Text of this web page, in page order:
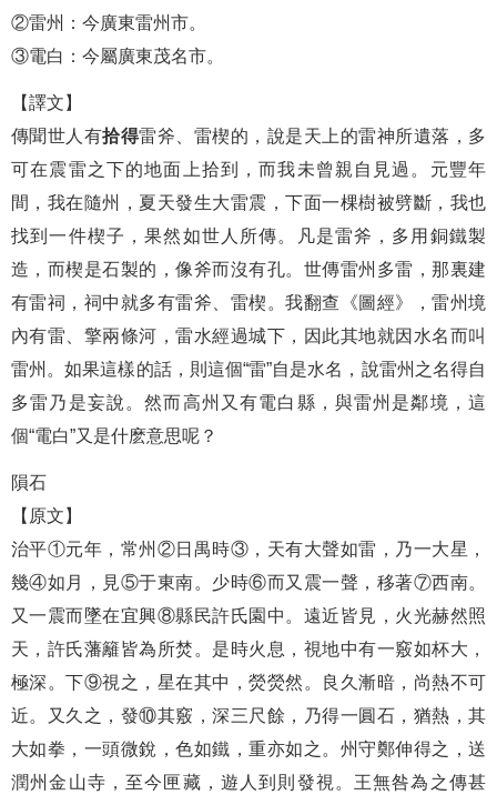
②雷州：今廣東雷州市。
③電白：今屬廣東茂名市。
【譯文】
傳聞世人有拾得雷斧、雷楔的，說是天上的雷神所遺落，多
可在震雷之下的地面上拾到，而我未曾親自見過。元豐年
間，我在隨州，夏天發生大雷震，下面一棵樹被劈斷，我也
找到一件楔子，果然如世人所傳。凡是雷斧，多用銅鐵製
造，而楔是石製的，像斧而沒有孔。世傳雷州多雷，那裏建
有雷祠，祠中就多有雷斧、雷楔。我翻查《圖經》，雷州境
內有雷、擎兩條河，雷水經過城下，因此其地就因水名而叫
雷州。如果這樣的話，則這個“雷”自是水名，說雷州之名得自
多雷乃是妄說。然而高州又有電白縣，與雷州是鄰境，這
個“電白”又是什麽意思呢？
隕石
【原文】
治平①元年，常州②日禺時③，天有大聲如雷，乃一大星，
幾④如月，見⑤于東南。少時⑥而又震一聲，移著⑦西南。
又一震而墜在宜興⑧縣民許氏園中。遠近皆見，火光赫然照
天，許氏藩籬皆為所焚。是時火息，視地中有一竅如杯大，
極深。下⑨視之，星在其中，熒熒然。良久漸暗，尚熱不可
近。又久之，發⑩其竅，深三尺餘，乃得一圓石，猶熱，其
大如拳，一頭微銳，色如鐵，重亦如之。州守鄭伸得之，送
潤州金山寺，至今匣藏，遊人到則發視。王無咎為之傳甚